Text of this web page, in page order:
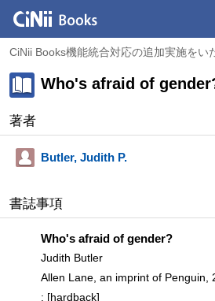
CiNii Books機能統合対応の追加実施をい
Who's afraid of
著者
Butler, Judith P.
書誌事項
Who's afraid of gender?
Judith Butler
Allen Lane, an imprint of Penguin,
: [hardback]